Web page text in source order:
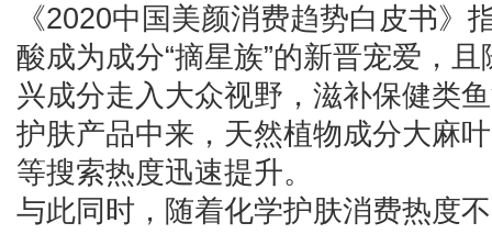
《2020中国美颜消费趋势白皮书》
酸成为成分“摘星族”的新晋宠爱，
兴成分走入大众视野，滋补保健类
护肤产品中来，天然植物成分大麻
等搜索热度迅速提升。
与此同时，随着化学护肤消费热度